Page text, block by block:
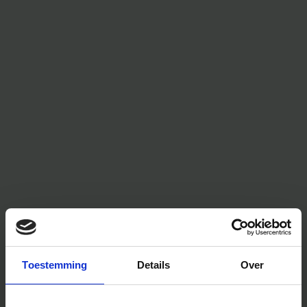
Toestemming Details Over